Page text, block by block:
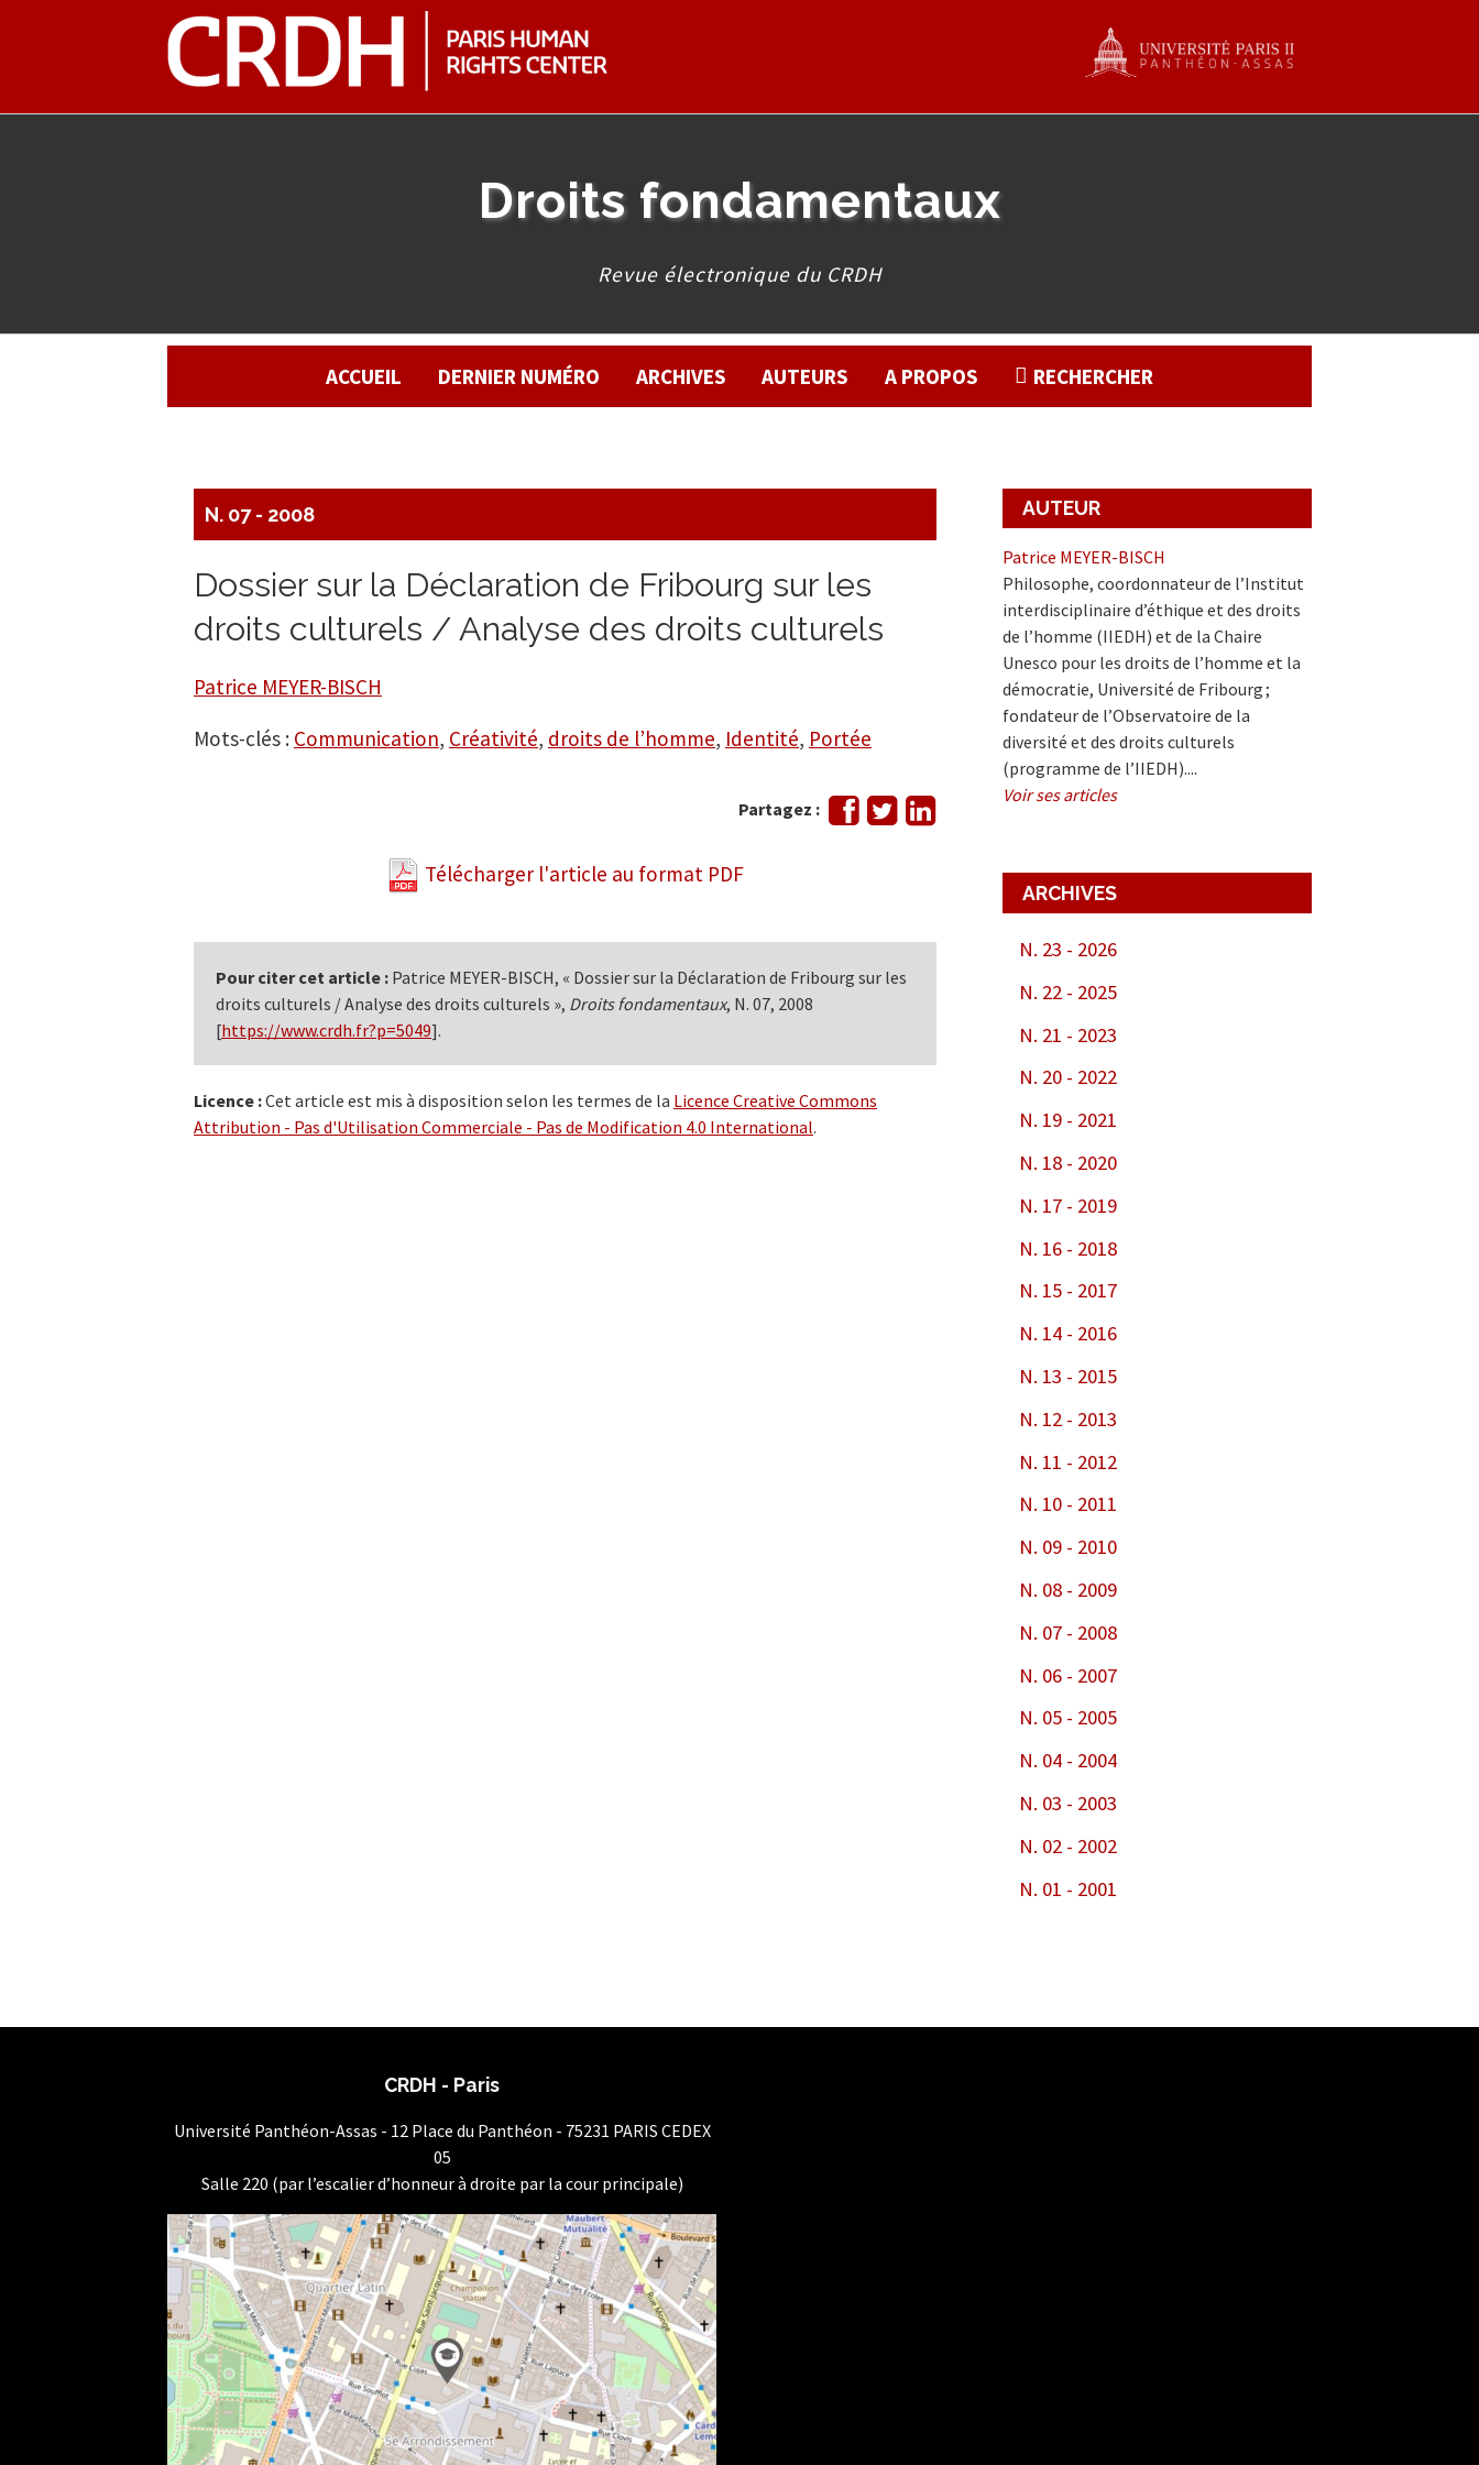
Droits fondamentaux
Revue électronique du CRDH
ACCUEIL DERNIER NUMÉRO ARCHIVES AUTEURS A PROPOS RECHERCHER
N. 07 - 2008
Dossier sur la Déclaration de Fribourg sur les
droits culturels / Analyse des droits culturels
Patrice MEYER-BISCH
Mots-clés : Communication, Créativité, droits de l’homme, Identité, Portée
Partagez :
Partager
sur
TweeterPartager
Télécharger l'article au format PDF
Pour citer cet article : Patrice MEYER-BISCH, « Dossier sur la Déclaration de Fribourg sur les
droits culturels / Analyse des droits culturels », Droits fondamentaux, N. 07, 2008
[https://www.crdh.fr?p=5049].
Licence :Cet article est mis à disposition selon les termes de la Licence Creative Commons
Attribution - Pas d'Utilisation Commerciale - Pas de Modification 4.0 International.
AUTEUR
Patrice MEYER-BISCH
Philosophe, coordonnateur de l’Institut
interdisciplinaire d’éthique et des droits
de l’homme (IIEDH) et de la Chaire
Unesco pour les droits de l’homme et la
démocratie, Université de Fribourg ;
fondateur de l’Observatoire de la
diversité et des droits culturels
(programme de l’IIEDH)....
Voir ses articles
ARCHIVES
N. 23 - 2026
N. 22 - 2025
N. 21 - 2023
N. 20 - 2022
N. 19 - 2021
N. 18 - 2020
N. 17 - 2019
N. 16 - 2018
N. 15 - 2017
N. 14 - 2016
N. 13 - 2015
N. 12 - 2013
N. 11 - 2012
N. 10 - 2011
N. 09 - 2010
N. 08 - 2009
N. 07 - 2008
N. 06 - 2007
N. 05 - 2005
N. 04 - 2004
N. 03 - 2003
N. 02 - 2002
N. 01 - 2001
CRDH - Paris
Université Panthéon-Assas - 12 Place du Panthéon - 75231 PARIS CEDEX
05
Salle 220 (par l’escalier d’honneur à droite par la cour principale)